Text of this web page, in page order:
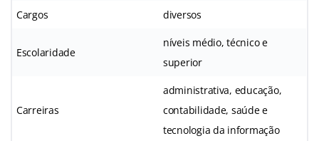
Cargos diversos
Escolaridade
níveis médio, técnico e
superior
Carreiras
administrativa, educação,
contabilidade, saúde e
tecnologia da informação